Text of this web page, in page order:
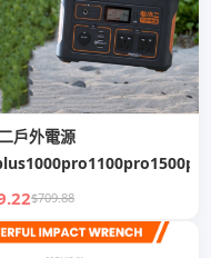
戶外電源
$709.88